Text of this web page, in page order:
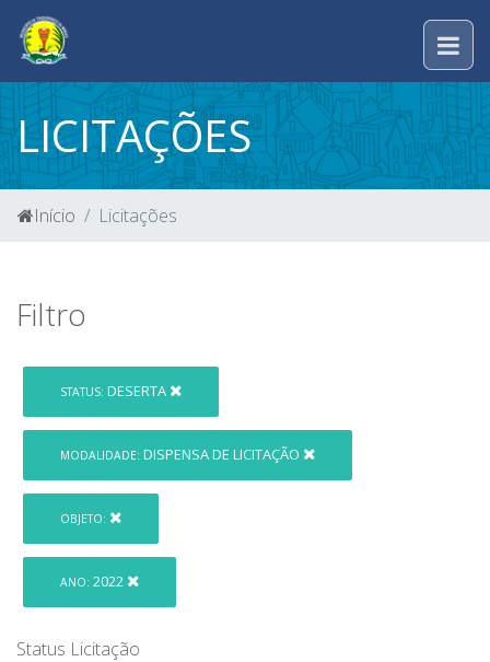
LICITAÇÕES
Início Licitações
Filtro
STATUS: DESERTA
MODALIDADE: DISPENSA DE LICITAÇÃO
OBJETO:
ANO: 2022
Status Licitação